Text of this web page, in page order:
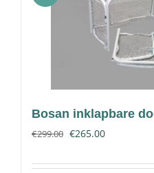
Bosan inklapbare
€299.00 €265.00